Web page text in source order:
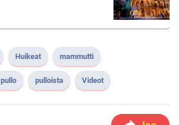
Huikeat mammutti
pullo pulloista Videot